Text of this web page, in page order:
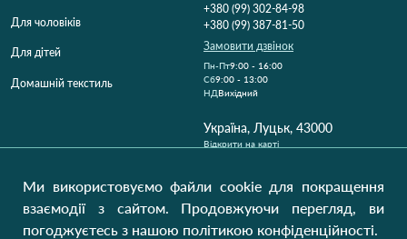
Для чоловіків
Для дітей
Домашній текстиль
+380 (99) 302-84-98
+380 (99) 387-81-50
Замовити дзвінок
Пн-Пт9:00 - 16:00
Cб9:00 - 13:00
НДВихідний
Україна, Луцьк, 43000
Відкрити на карті
Наші оновлення
Ми використовуємо файли cookie для покращення
взаємодії з сайтом. Продовжуючи перегляд, ви
погоджуєтесь з нашою політикою конфіденційності.